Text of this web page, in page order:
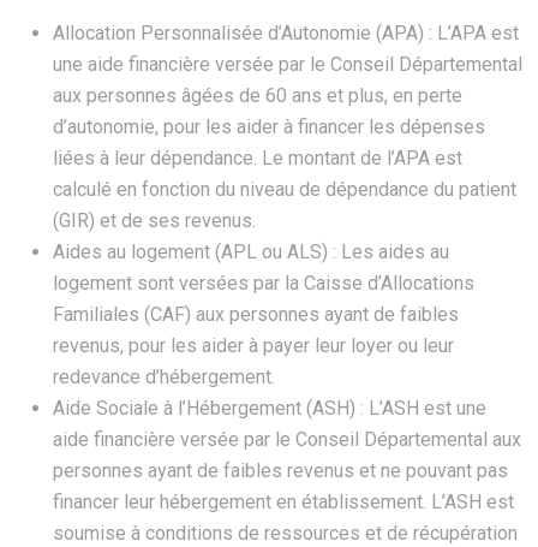
Allocation Personnalisée d’Autonomie (APA) : L’APA est
une aide financière versée par le Conseil Départemental
aux personnes âgées de 60 ans et plus, en perte
d’autonomie, pour les aider à financer les dépenses
liées à leur dépendance. Le montant de l’APA est
calculé en fonction du niveau de dépendance du patient
(GIR) et de ses revenus.
Aides au logement (APL ou ALS) : Les aides au
logement sont versées par la Caisse d’Allocations
Familiales (CAF) aux personnes ayant de faibles
revenus, pour les aider à payer leur loyer ou leur
redevance d’hébergement.
Aide Sociale à l’Hébergement (ASH) : L’ASH est une
aide financière versée par le Conseil Départemental aux
personnes ayant de faibles revenus et ne pouvant pas
financer leur hébergement en établissement. L’ASH est
soumise à conditions de ressources et de récupération